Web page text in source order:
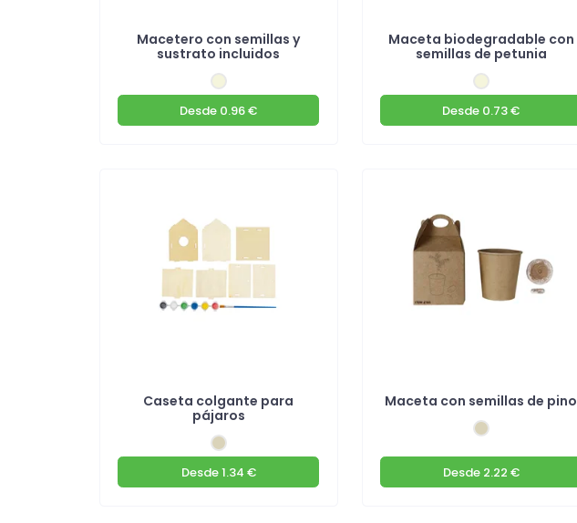
Macetero con semillas y
sustrato incluidos
Desde 0.96 €
Maceta biodegradable con
semillas de petunia
Desde 0.73 €
Caseta colgante para
pájaros
Desde1.34 €
Maceta con semillas de pino
Desde2.22 €